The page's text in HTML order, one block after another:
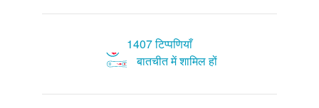
1407 टिप्पणियाँ
बातचीत में शामिल हों